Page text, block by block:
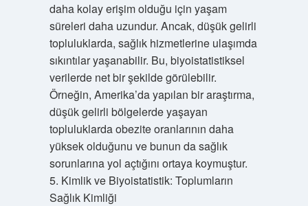
daha kolay erişim olduğu için yaşam
süreleri daha uzundur. Ancak, düşük gelirli
topluluklarda, sağlık hizmetlerine ulaşımda
sıkıntılar yaşanabilir. Bu, biyoistatistiksel
verilerde net bir şekilde görülebilir.
Örneğin, Amerika’da yapılan bir araştırma,
düşük gelirli bölgelerde yaşayan
topluluklarda obezite oranlarının daha
yüksek olduğunu ve bunun da sağlık
sorunlarına yol açtığını ortaya koymuştur.
5. Kimlik ve Biyoistatistik: Toplumların
Sağlık Kimliği